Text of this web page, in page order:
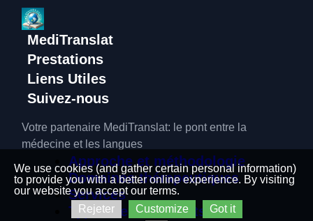
MediTranslat
Prestations
Liens Utiles
Suivez-nous
Votre partenaire MediTranslat: le pont entre la
médecine et les langues
Approche et méthodologie
Domaines thérapeutiques
Services
Types de documents
We use cookies (and gather certain personal information)
to provide you with a better online experience. By visiting
our website you accept our terms.
Rejeter
Customize Got it